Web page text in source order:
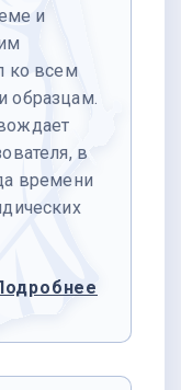
и
ко всем
образцам.
в
времени